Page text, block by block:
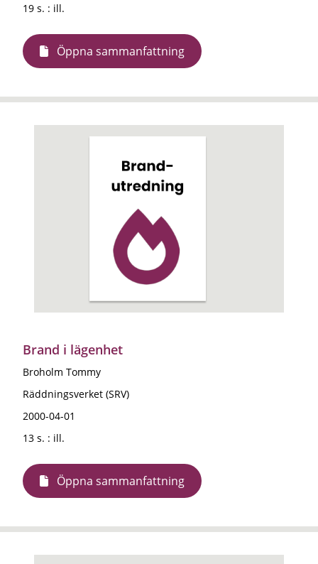
19 s. : ill.
Öppna sammanfattning
Brand i lägenhet
Broholm Tommy
Räddningsverket (SRV)
2000-04-01
13 s. : ill.
Öppna sammanfattning